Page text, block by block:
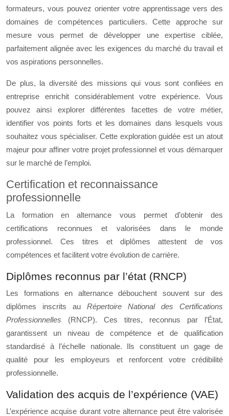
formateurs, vous pouvez orienter votre apprentissage vers des
domaines de compétences particuliers. Cette approche sur
mesure vous permet de développer une expertise ciblée,
parfaitement alignée avec les exigences du marché du travail et
vos aspirations personnelles.
De plus, la diversité des missions qui vous sont confiées en
entreprise enrichit considérablement votre expérience. Vous
pouvez ainsi explorer différentes facettes de votre métier,
identifier vos points forts et les domaines dans lesquels vous
souhaitez vous spécialiser. Cette exploration guidée est un atout
majeur pour affiner votre projet professionnel et vous démarquer
sur le marché de l’emploi.
Certification et reconnaissance
professionnelle
La formation en alternance vous permet d’obtenir des
certifications reconnues et valorisées dans le monde
professionnel. Ces titres et diplômes attestent de vos
compétences et facilitent votre évolution de carrière.
Diplômes reconnus par l’état (RNCP)
Les formations en alternance débouchent souvent sur des
diplômes inscrits au Répertoire National des Certifications
Professionnelles (RNCP). Ces titres, reconnus par l’État,
garantissent un niveau de compétence et de qualification
standardisé à l’échelle nationale. Ils constituent un gage de
qualité pour les employeurs et renforcent votre crédibilité
professionnelle.
Validation des acquis de l’expérience (VAE)
L’expérience acquise durant votre alternance peut être valorisée